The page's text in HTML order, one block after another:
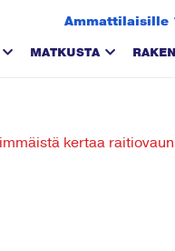
Ammattilaisille
MATKUSTA
kertaa